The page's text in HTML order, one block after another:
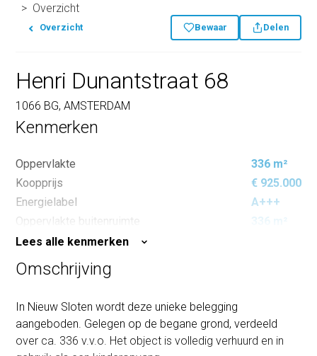
Overzicht
Overzicht Bewaar Delen
Henri Dunantstraat 68
1066 BG, AMSTERDAM
Kenmerken
Oppervlakte
336 m²
Koopprijs
€ 925.000
Energielabel
A+++
Oppervlakte buitenruimte
336 m²
Lees alle kenmerken
Omschrijving
In Nieuw Sloten wordt deze unieke belegging
aangeboden. Gelegen op de begane grond, verdeeld
over ca. 336 v.v.o. Het object is volledig verhuurd en in